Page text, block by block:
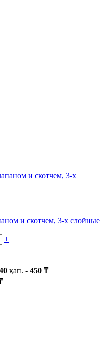
и скотчем, 3-х слойные
+
40 қап. - 450 ₸